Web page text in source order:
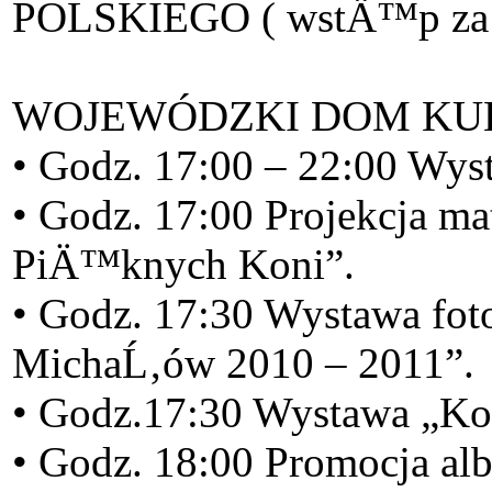
POLSKIEGO ( wstÄ™p
WOJEWÓDZKI DOM
• Godz. 17:00 – 22:00
• Godz. 17:00 Projekcja
PiÄ™knych Koni”.
• Godz. 17:30 Wystawa
MichaĹ‚ów 2010 – 2011”.
• Godz.17:30 Wystawa
• Godz. 18:00 Promocja